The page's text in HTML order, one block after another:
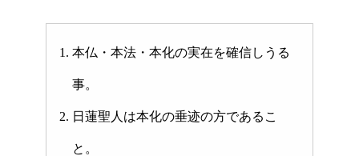
本仏・本法・本化の実在を確信しうる
事。
日蓮聖人は本化の垂迹の方であるこ
と。